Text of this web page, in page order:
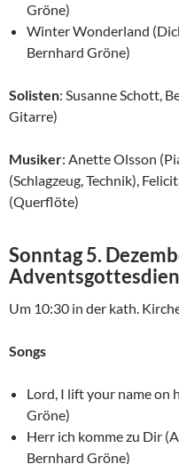
Gröne)
Winter Wonderland
Bernhard Gröne)
Solisten: Susanne Schott,
Gitarre)
Musiker: Anette Olsson
(Schlagzeug, Technik),
(Querflöte)
Sonntag 5.
Um 10:30 in der kath.
Songs
Lord, I lift your name on
Gröne)
Herr ich komme zu Dir
Bernhard Gröne)